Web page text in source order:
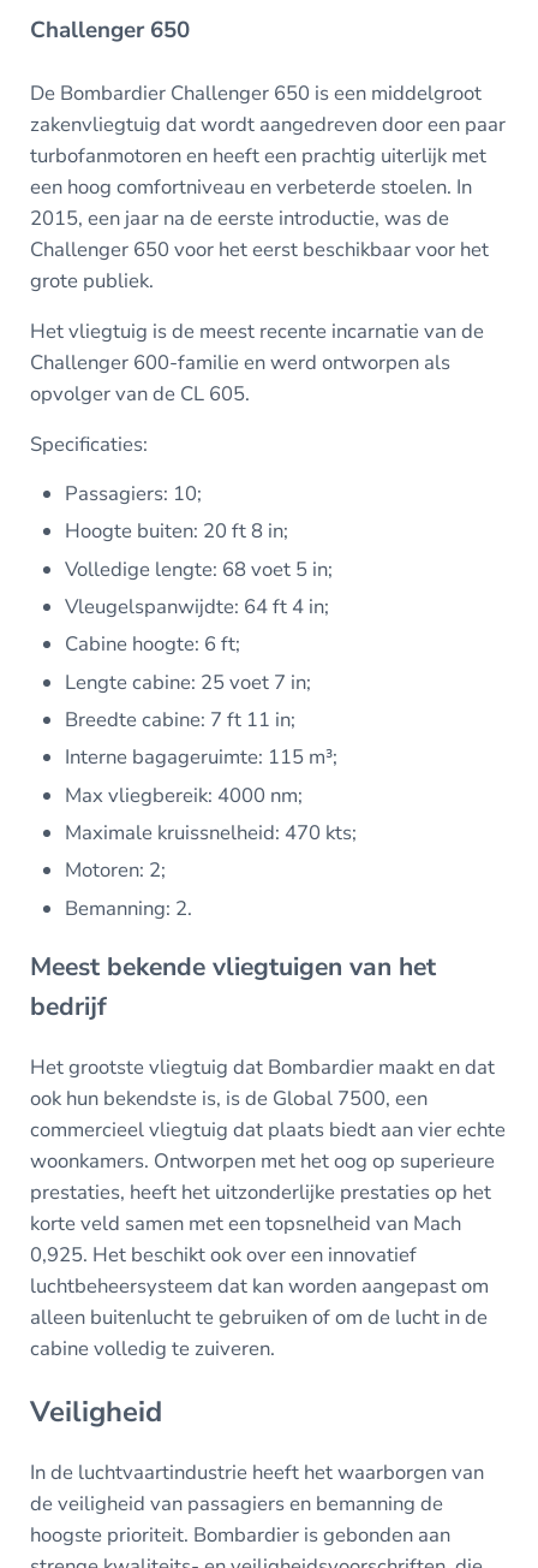
Challenger 650
De Bombardier Challenger 650 is een middelgroot
zakenvliegtuig dat wordt aangedreven door een paar
turbofanmotoren en heeft een prachtig uiterlijk met
een hoog comfortniveau en verbeterde stoelen. In
2015, een jaar na de eerste introductie, was de
Challenger 650 voor het eerst beschikbaar voor het
grote publiek.
Het vliegtuig is de meest recente incarnatie van de
Challenger 600-familie en werd ontworpen als
opvolger van de CL 605.
Specificaties:
Passagiers: 10;
Hoogte buiten: 20 ft 8 in;
Volledige lengte: 68 voet 5 in;
Vleugelspanwijdte: 64 ft 4 in;
Cabine hoogte: 6 ft;
Lengte cabine: 25 voet 7 in;
Breedte cabine: 7 ft 11 in;
Interne bagageruimte: 115 m³;
Max vliegbereik: 4000 nm;
Maximale kruissnelheid: 470 kts;
Motoren: 2;
Bemanning: 2.
Meest bekende vliegtuigen van het
bedrijf
Het grootste vliegtuig dat Bombardier maakt en dat
ook hun bekendste is, is de Global 7500, een
commercieel vliegtuig dat plaats biedt aan vier echte
woonkamers. Ontworpen met het oog op superieure
prestaties, heeft het uitzonderlijke prestaties op het
korte veld samen met een topsnelheid van Mach
0,925. Het beschikt ook over een innovatief
luchtbeheersysteem dat kan worden aangepast om
alleen buitenlucht te gebruiken of om de lucht in de
cabine volledig te zuiveren.
Veiligheid
In de luchtvaartindustrie heeft het waarborgen van
de veiligheid van passagiers en bemanning de
hoogste prioriteit. Bombardier is gebonden aan